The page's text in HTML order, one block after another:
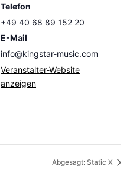
Telefon
+49 40 68 89 152 20
E-Mail
info@kingstar-music.com
Veranstalter-Website
anzeigen
Abgesagt: Static X